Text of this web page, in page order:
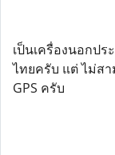
เป็นเครื่องนอกปร
ไทยครับ แต่ ไม่ส
GPS ครับ